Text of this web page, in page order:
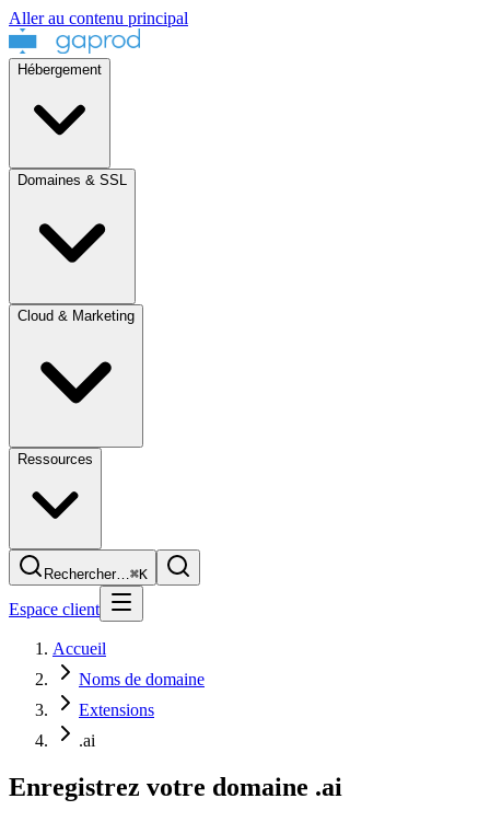
Aller au contenu principal
Hébergement
Domaines & SSL
Cloud & Marketing
Ressources
Rechercher…⌘K
Espace client
Accueil
Noms de domaine
Extensions
.ai
Enregistrez votre domaine .ai